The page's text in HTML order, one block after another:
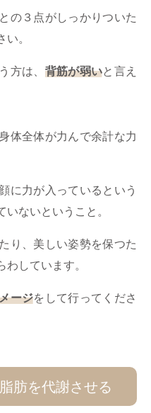
の３点がしっかりついた
。
方は、 背筋が弱いと言え
体全体が力んで余計な力
に力が入っているという
ないということ。
り、美しい姿勢を保つた
しています。
ージをして行ってくださ
肪を代謝させる